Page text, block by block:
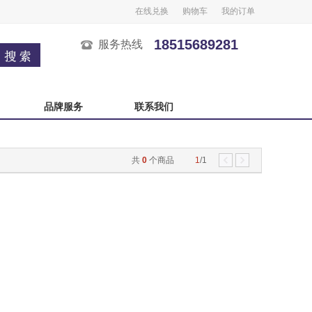
在线兑换 购物车 我的订单
服务热线 18515689281
品牌服务 联系我们
五芳斋 1/1
共 0 个商品